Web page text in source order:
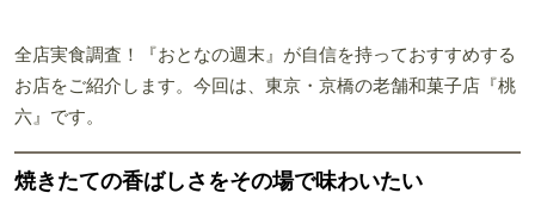
全店実食調査！『おとなの週末』が自信を持っておすすめする
お店をご紹介します。今回は、東京・京橋の老舗和菓子店『桃
六』です。
焼きたての香ばしさをその場で味わいたい